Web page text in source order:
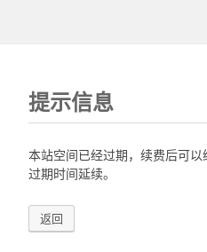
提示信息
本站空间已经过期，续费后可
过期时间延续。
返回